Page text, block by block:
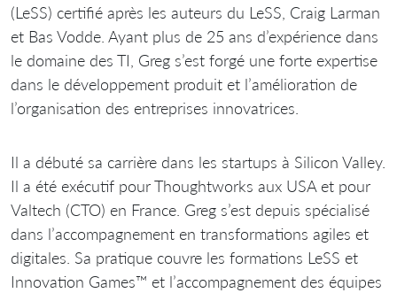
(LeSS) certifié après les auteurs du LeSS, Craig Larman
et Bas Vodde. Ayant plus de 25 ans d’expérience dans
le domaine des TI, Greg s’est forgé une forte expertise
dans le développement produit et l’amélioration de
l’organisation des entreprises innovatrices.
Il a débuté sa carrière dans les startups à Silicon Valley.
Il a été exécutif pour Thoughtworks aux USA et pour
Valtech (CTO) en France. Greg s’est depuis spécialisé
dans l’accompagnement en transformations agiles et
digitales. Sa pratique couvre les formations LeSS et
Innovation Games™ et l’accompagnement des équipes